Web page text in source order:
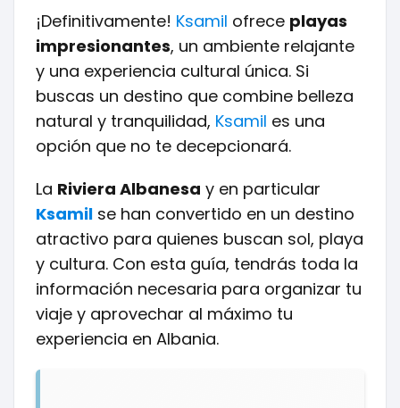
¡Definitivamente! Ksamil ofrece playas
impresionantes, un ambiente relajante
y una experiencia cultural única. Si
buscas un destino que combine belleza
natural y tranquilidad, Ksamil es una
opción que no te decepcionará.
La Riviera Albanesa y en particular
Ksamil se han convertido en un destino
atractivo para quienes buscan sol, playa
y cultura. Con esta guía, tendrás toda la
información necesaria para organizar tu
viaje y aprovechar al máximo tu
experiencia en Albania.